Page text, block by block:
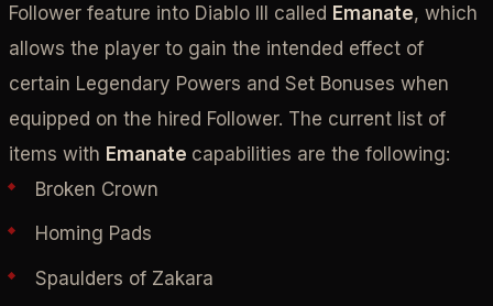
Follower feature into Diablo III called Emanate, which
allows the player to gain the intended effect of
certain Legendary Powers and Set Bonuses when
equipped on the hired Follower. The current list of
items with Emanate capabilities are the following:
Broken Crown
Homing Pads
Spaulders of Zakara